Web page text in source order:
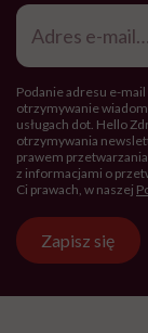
Adres
mail*
Podanie adresu e-mail
otrzymywanie
usługach dot. Hello
otrzymywania
prawem
z informacjami o
Ci prawach, w naszej
Zapisz się